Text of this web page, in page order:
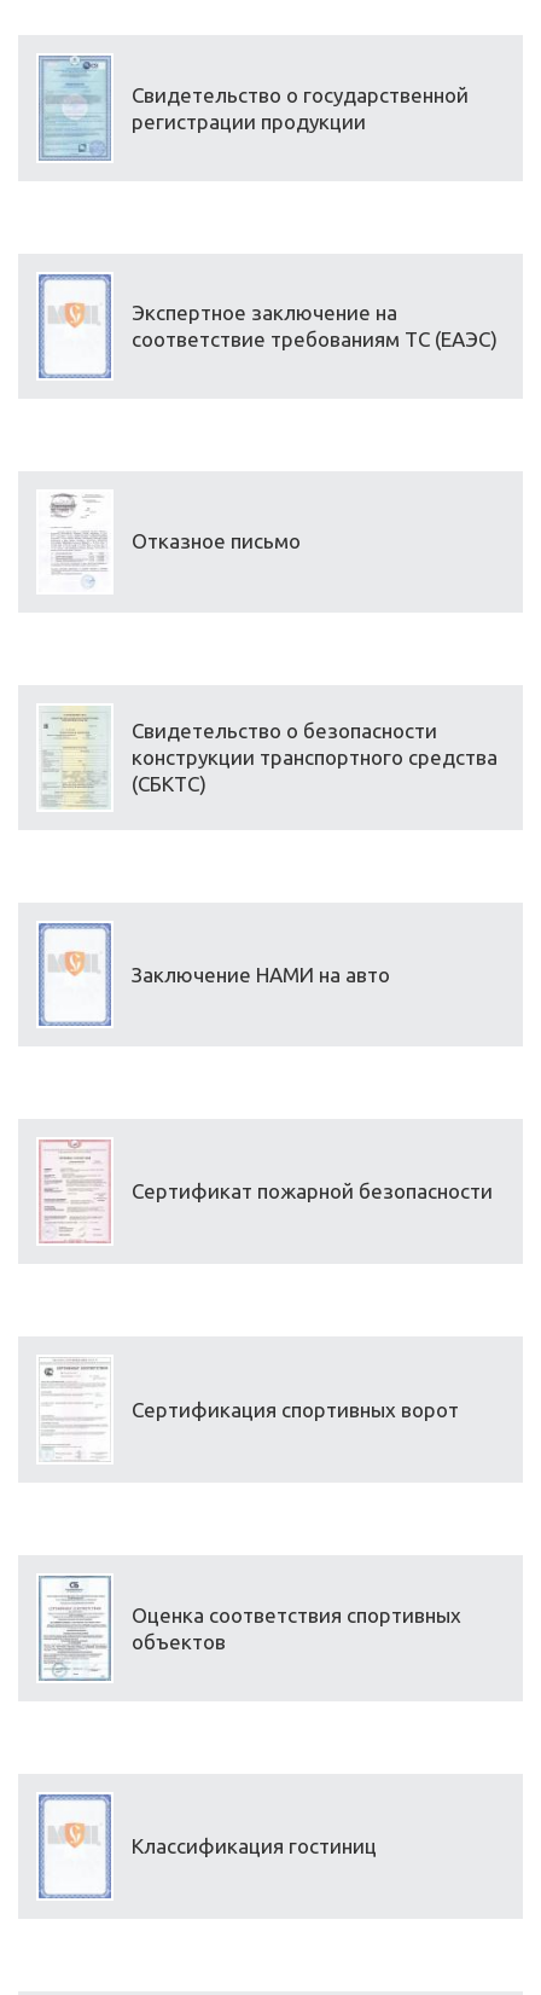
Свидетельство о государственной
регистрации продукции
Экспертное заключение на
соответствие требованиям ТС (ЕАЭС)
Отказное письмо
Свидетельство о безопасности
конструкции транспортного средства
(СБКТС)
Заключение НАМИ на авто
Сертификат пожарной безопасности
Сертификация спортивных ворот
Оценка соответствия спортивных
объектов
Классификация гостиниц